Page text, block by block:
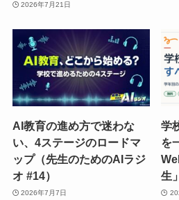
2026年7月21日
AI教育の進め方で迷わな
い、4ステージのロードマ
ップ（先生のためのAIラジ
オ #14）
2026年7月7日
学
を
生